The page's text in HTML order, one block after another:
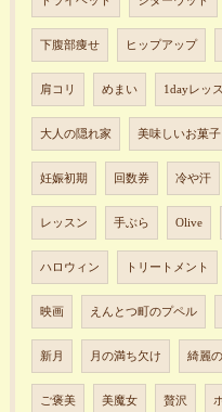
下腹部痩せ ヒップアップ
肩コリ めまい 1dayレッ
大人の隠れ家 美味しいお菓子
妊娠初期 回数券 冷や汗
レッスン 手ぶら Olive
ハロウィン トリートメント
映画 えんとつ町のプペル
新月 月の満ち欠け 綺麗
ご褒美 美魔女 贅沢